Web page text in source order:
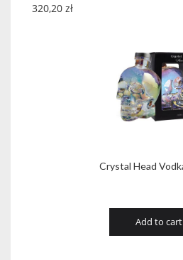
Crystal Head
320,20 zł
Add to cart